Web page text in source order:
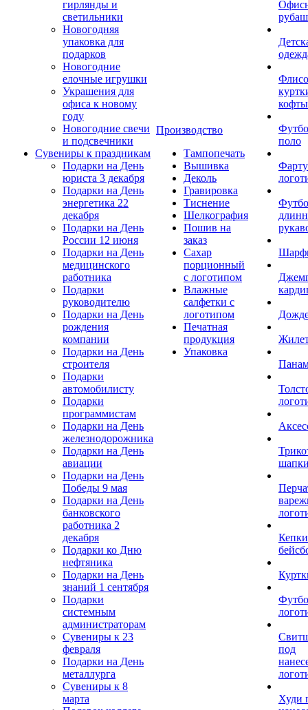
гирлянды и
светильники
Новогодняя
упаковка для
подарков
Новогодние
елочные игрушки
Украшения для
офиса к новому
году
Новогодние свечи
и подсвечники
Сувениры к праздникам
Подарки на День
юриста 3 декабря
Подарки на День
энергетика 22
декабря
Подарки на День
России 12 июня
Подарки на День
медицинского
работника
Подарки
руководителю
Подарки на День
рождения
компании
Подарки на День
строителя
Подарки
автомобилисту
Подарки
программистам
Подарки на День
железнодорожника
Подарки на День
авиации
Подарки на День
Победы 9 мая
Подарки на День
банковского
работника 2
декабря
Подарки ко Дню
нефтяника
Подарки на День
знаний 1 сентября
Подарки
системным
администраторам
Сувениры к 23
февраля
Подарки на День
металлурга
Сувениры к 8
марта
Производство
Тампопечать
Вышивка
Деколь
Гравировка
Тиснение
Шелкография
Пошив на
заказ
Сахар
порционный
с логотипом
Влажные
салфетки с
логотипом
Печатная
продукция
Упаковка
кофты
поло
под
Худи